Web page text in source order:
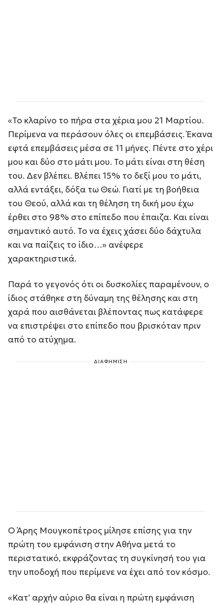
«Το κλαρίνο το πήρα στα χέρια μου 21 Μαρτίου.
Περίμενα να περάσουν όλες οι επεμβάσεις. Έκανα
εφτά επεμβάσεις μέσα σε 11 μήνες. Πέντε στο χέρι
μου και δύο στο μάτι μου. Το μάτι είναι στη θέση
του. Δεν βλέπει. Βλέπει 15% το δεξί μου το μάτι,
αλλά εντάξει, δόξα τω Θεώ. Γιατί με τη βοήθεια
του Θεού, αλλά και τη θέληση τη δική μου έχω
έρθει στο 98% στο επίπεδο που έπαιζα. Και είναι
σημαντικό αυτό. Το να έχεις χάσει δύο δάχτυλα
και να παίζεις το ίδιο…» ανέφερε
χαρακτηριστικά.
Παρά το γεγονός ότι οι δυσκολίες παραμένουν, ο
ίδιος στάθηκε στη δύναμη της θέλησης και στη
χαρά που αισθάνεται βλέποντας πως κατάφερε
να επιστρέψει στο επίπεδο που βρισκόταν πριν
από το ατύχημα.
ΔΙΑΦΗΜΙΣΗ
Ο Άρης Μουγκοπέτρος μίλησε επίσης για την
πρώτη του εμφάνιση στην Αθήνα μετά το
περιστατικό, εκφράζοντας τη συγκίνησή του για
την υποδοχή που περίμενε να έχει από τον κόσμο.
«Κατ’ αρχήν αύριο θα είναι η πρώτη εμφάνιση